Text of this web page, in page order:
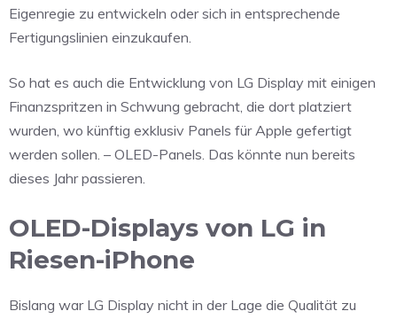
Eigenregie zu entwickeln oder sich in entsprechende
Fertigungslinien einzukaufen.
So hat es auch die Entwicklung von LG Display mit einigen
Finanzspritzen in Schwung gebracht, die dort platziert
wurden, wo künftig exklusiv Panels für Apple gefertigt
werden sollen. – OLED-Panels. Das könnte nun bereits
dieses Jahr passieren.
OLED-Displays von LG in
Riesen-iPhone
Bislang war LG Display nicht in der Lage die Qualität zu